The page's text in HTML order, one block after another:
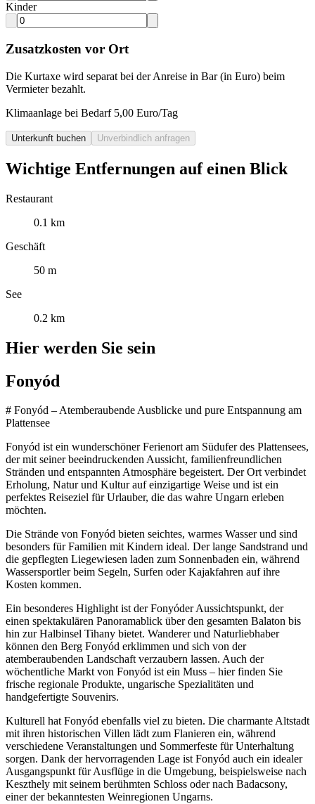
Kinder
Zusatzkosten vor Ort
Die Kurtaxe wird separat bei der Anreise in Bar (in Euro) beim
Vermieter bezahlt.
Klimaanlage bei Bedarf 5,00 Euro/Tag
Unterkunft buchen Unverbindlich anfragen
Wichtige Entfernungen auf einen Blick
Restaurant
0.1 km
Geschäft
50 m
See
0.2 km
Hier werden Sie sein
Fonyód
# Fonyód – Atemberaubende Ausblicke und pure Entspannung am
Plattensee
Fonyód ist ein wunderschöner Ferienort am Südufer des Plattensees,
der mit seiner beeindruckenden Aussicht, familienfreundlichen
Stränden und entspannten Atmosphäre begeistert. Der Ort verbindet
Erholung, Natur und Kultur auf einzigartige Weise und ist ein
perfektes Reiseziel für Urlauber, die das wahre Ungarn erleben
möchten.
Die Strände von Fonyód bieten seichtes, warmes Wasser und sind
besonders für Familien mit Kindern ideal. Der lange Sandstrand und
die gepflegten Liegewiesen laden zum Sonnenbaden ein, während
Wassersportler beim Segeln, Surfen oder Kajakfahren auf ihre
Kosten kommen.
Ein besonderes Highlight ist der Fonyóder Aussichtspunkt, der
einen spektakulären Panoramablick über den gesamten Balaton bis
hin zur Halbinsel Tihany bietet. Wanderer und Naturliebhaber
können den Berg Fonyód erklimmen und sich von der
atemberaubenden Landschaft verzaubern lassen. Auch der
wöchentliche Markt von Fonyód ist ein Muss – hier finden Sie
frische regionale Produkte, ungarische Spezialitäten und
handgefertigte Souvenirs.
Kulturell hat Fonyód ebenfalls viel zu bieten. Die charmante Altstadt
mit ihren historischen Villen lädt zum Flanieren ein, während
verschiedene Veranstaltungen und Sommerfeste für Unterhaltung
sorgen. Dank der hervorragenden Lage ist Fonyód auch ein idealer
Ausgangspunkt für Ausflüge in die Umgebung, beispielsweise nach
Keszthely mit seinem berühmten Schloss oder nach Badacsony,
einer der bekanntesten Weinregionen Ungarns.